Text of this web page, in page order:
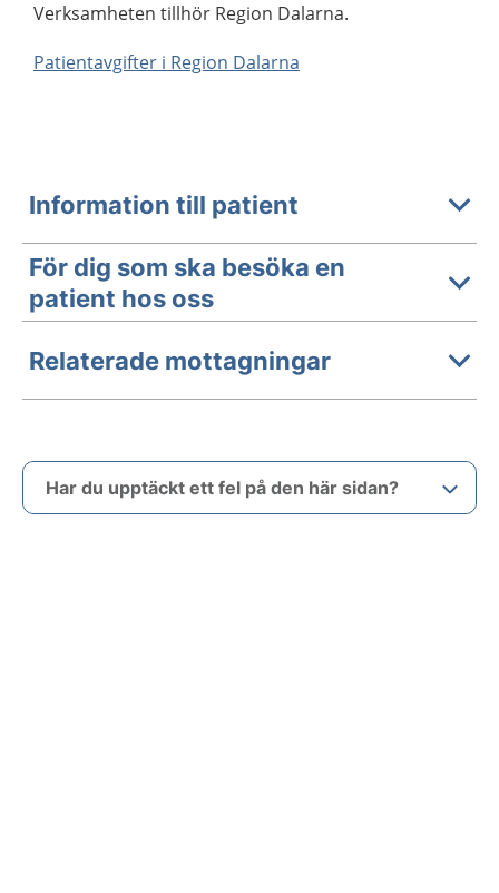
Verksamheten tillhör Region Dalarna.
Patientavgifter i Region Dalarna
Information till patient
För dig som ska besöka en
patient hos oss
Relaterade mottagningar
Har du upptäckt ett fel på den här sidan?